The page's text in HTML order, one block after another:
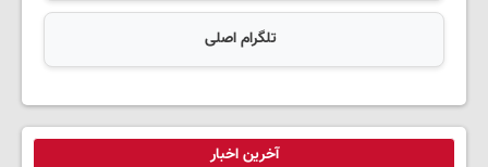
تلگرام اصلی
آخرین اخبار